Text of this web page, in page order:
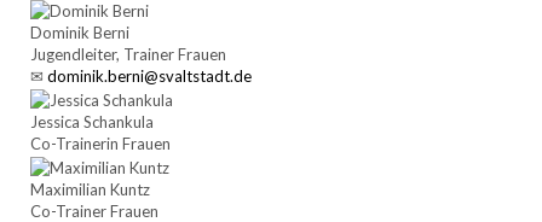
Dominik Berni
Jugendleiter, Trainer Frauen
✉ dominik.berni@svaltstadt.de
Jessica Schankula
Co-Trainerin Frauen
Maximilian Kuntz
Co-Trainer Frauen